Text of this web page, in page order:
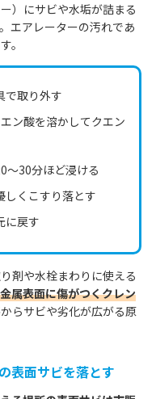
）にサビや水垢が詰まる
エアレーターの汚れであ
。
で取り外す
ン酸を溶かしてクエン
〜30分ほど浸ける
しくこすり落とす
に戻す
剤や水栓まわりに使える
金属表面に傷がつくクレン
らサビや劣化が広がる原
表面サビを落とす